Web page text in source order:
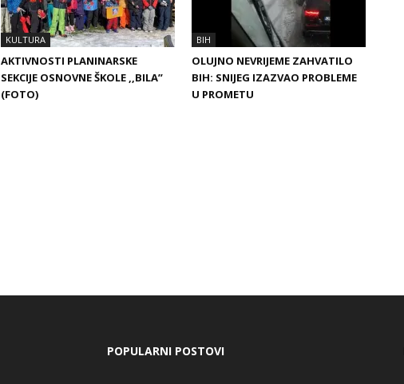
KULTURA
AKTIVNOSTI PLANINARSKE
SEKCIJE OSNOVNE ŠKOLE ,,BILA”
(FOTO)
BIH
OLUJNO NEVRIJEME ZAHVATILO
BIH: SNIJEG IZAZVAO PROBLEME
U PROMETU
POPULARNI POSTOVI